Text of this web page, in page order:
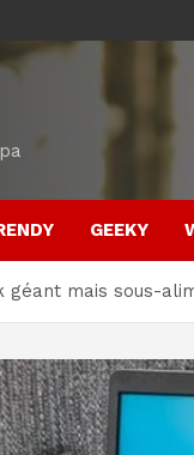
GEEKY
géant mais sous-